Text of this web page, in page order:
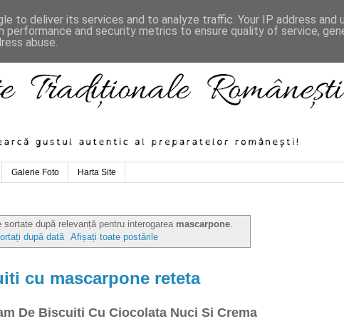
Galerie Foto Harta Site
după relevanță pentru interogarea mascarpone.
după dată
Afișați toate postările
cu mascarpone reteta
De Biscuiti Cu Ciocolata Nuci Si Crema
to deliver its services and to analyze traffic. Your IP address and
performance and security metrics to ensure quality of service,
abuse.